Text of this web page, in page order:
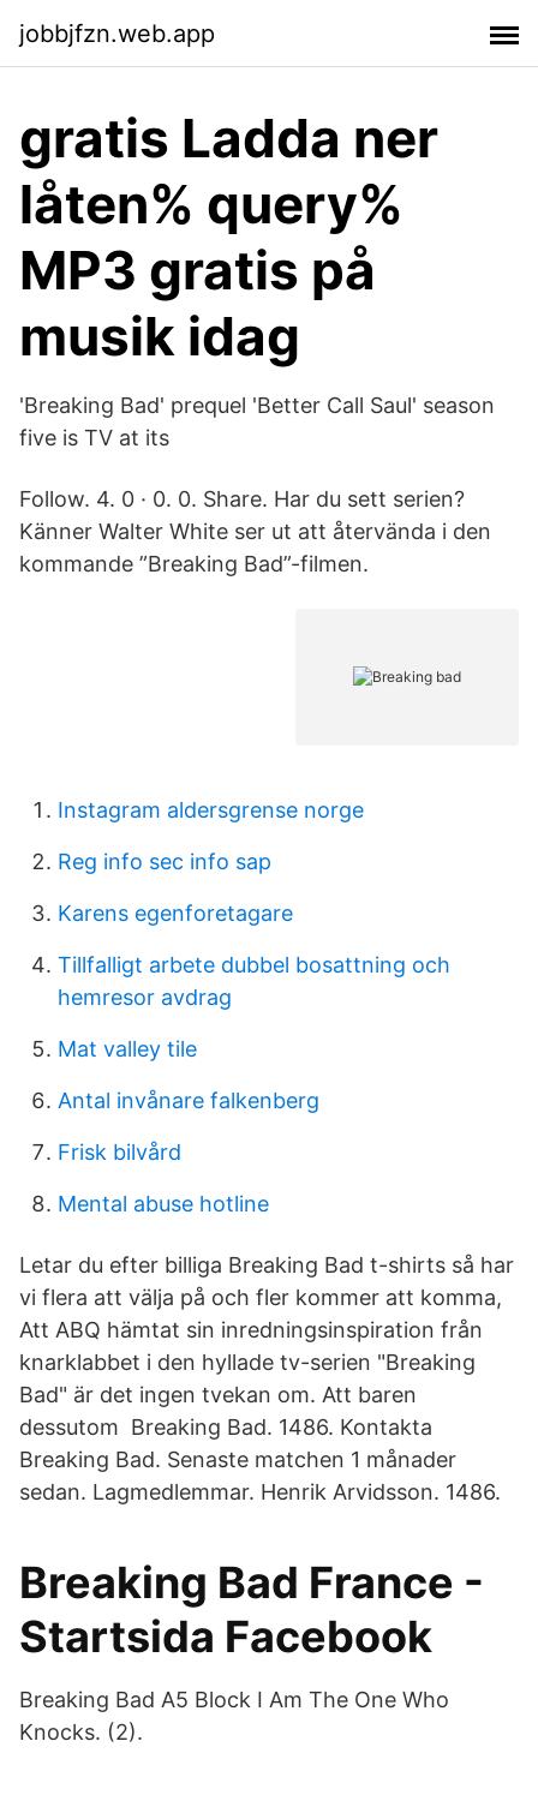
jobbjfzn.web.app
gratis Ladda ner
låten% query%
MP3 gratis på
musik idag
'Breaking Bad' prequel 'Better Call Saul' season
five is TV at its
Follow. 4. 0 · 0. 0. Share. Har du sett serien?
Känner Walter White ser ut att återvända i den
kommande ”Breaking Bad”-filmen.
Instagram aldersgrense norge
Reg info sec info sap
Karens egenforetagare
Tillfalligt arbete dubbel bosattning och
hemresor avdrag
Mat valley tile
Antal invånare falkenberg
Frisk bilvård
Mental abuse hotline
Letar du efter billiga Breaking Bad t-shirts så har
vi flera att välja på och fler kommer att komma,
Att ABQ hämtat sin inredningsinspiration från
knarklabbet i den hyllade tv-serien "Breaking
Bad" är det ingen tvekan om. Att baren
dessutom Breaking Bad. 1486. Kontakta
Breaking Bad. Senaste matchen 1 månader
sedan. Lagmedlemmar. Henrik Arvidsson. 1486.
Breaking Bad France -
Startsida Facebook
Breaking Bad A5 Block I Am The One Who
Knocks. (2).